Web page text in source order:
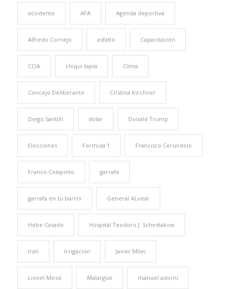
accidente AFA Agenda deportiva
Alfredo Cornejo asfalto Capacitación
CCIA chiqui tapia Clima
Concejo Deliberante Cristina Kirchner
Diego Santilli dolar Donald Trump
Elecciones Formula 1 Francisco Cerúndolo
Franco Colapinto garrafa
garrafa en tu barrio General ALvear
Hebe Casado Hospital Teodoro J. Schestakow
Iran Irrigación Javier Milei
Lionel Messi Malargüe manuel adorni